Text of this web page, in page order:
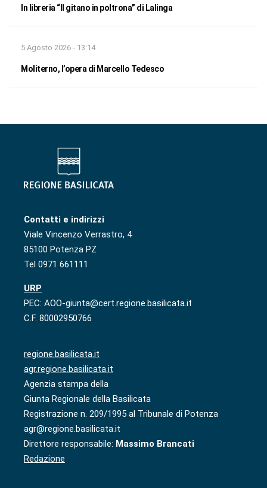
In libreria “Il gitano in poltrona” di Lalinga
5 Agosto 2026 - 13:14
Moliterno, l’opera di Marcello Tedesco
Contatti e indirizzi
Viale Vincenzo Verrastro, 4
85100 Potenza PZ
Tel 0971 661111
URP
PEC: AOO-giunta@cert.regione.basilicata.it
C.F. 80002950766
regione.basilicata.it
agr.regione.basilicata.it
Agenzia stampa della
Giunta Regionale della Basilicata
Registrazione n. 209/1995 al Tribunale di Potenza
agr@regione.basilicata.it
Direttore responsabile: Massimo Brancati
Redazione